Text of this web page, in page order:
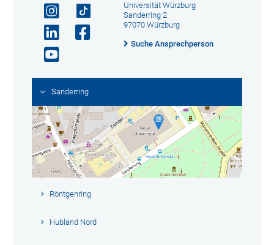
Universität Würzburg
Sanderring 2
97070 Würzburg
Suche Ansprechperson
Sanderring
Röntgenring
Hubland Nord